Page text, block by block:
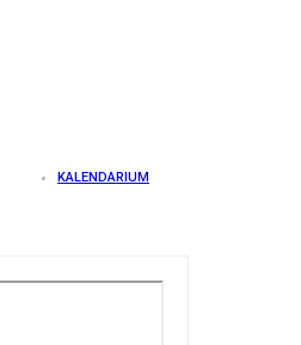
KALENDARIUM